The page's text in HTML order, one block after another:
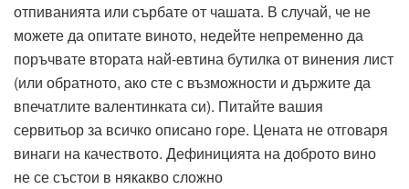
отпиванията или сърбате от чашата. В случай, че не
можете да опитате виното, недейте непременно да
поръчвате втората най-евтина бутилка от винения лист
(или обратното, ако сте с възможности и държите да
впечатлите валентинката си). Питайте вашия
сервитьор за всичко описано горе. Цената не отговаря
винаги на качеството. Дефиницията на доброто вино
не се състои в някакво сложно